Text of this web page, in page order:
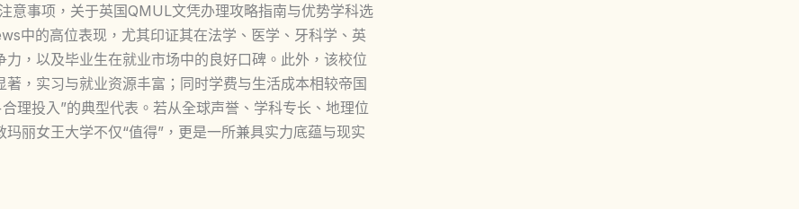
意事项，关于英国QMUL文凭办理攻略指南与优势学科选
中的高位表现，尤其印证其在法学、医学、牙科学、英
，以及毕业生在就业市场中的良好口碑。此外，该校位
，实习与就业资源丰富；同时学费与生活成本相较帝国
理投入”的典型代表。若从全球声誉、学科专长、地理位
丽女王大学不仅“值得”，更是一所兼具实力底蕴与现实